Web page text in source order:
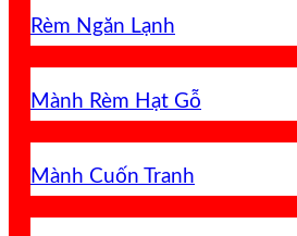
Rèm Ngăn Lạnh
Mành Rèm Hạt Gỗ
Mành Cuốn Tranh